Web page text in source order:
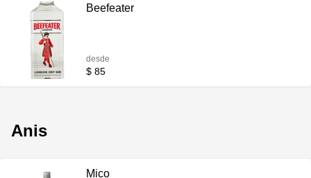
Beefeater
desde
$ 85
Anis
Mico